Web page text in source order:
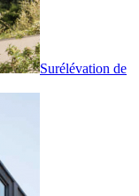
Surélévation de